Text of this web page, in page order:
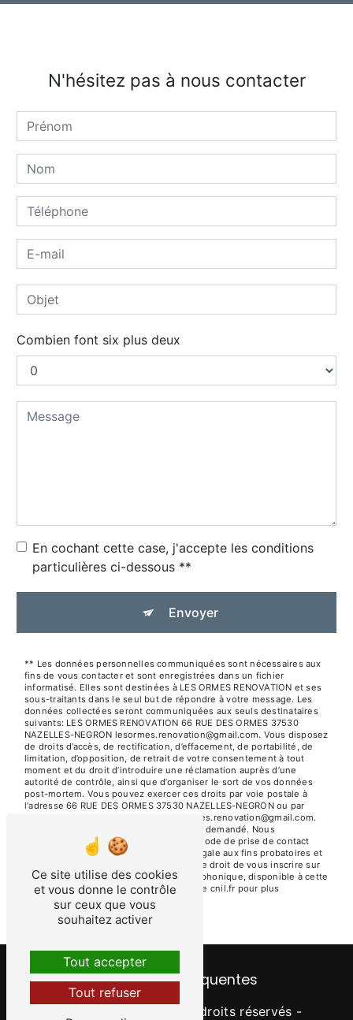
N'hésitez pas à nous contacter
Combien font six plus deux
En cochant cette case, j'accepte les conditions
particulières ci-dessous **
Envoyer
** Les données personnelles communiquées sont nécessaires aux
fins de vous contacter et sont enregistrées dans un fichier
informatisé. Elles sont destinées à LES ORMES RENOVATION et ses
sous-traitants dans le seul but de répondre à votre message. Les
données collectées seront communiquées aux seuls destinataires
suivants: LES ORMES RENOVATION 66 RUE DES ORMES 37530
NAZELLES-NEGRON lesormes.renovation@gmail.com. Vous disposez
de droits d’accès, de rectification, d’effacement, de portabilité, de
limitation, d’opposition, de retrait de votre consentement à tout
moment et du droit d’introduire une réclamation auprès d’une
autorité de contrôle, ainsi que d’organiser le sort de vos données
post-mortem. Vous pouvez exercer ces droits par voie postale à
l'adresse 66 RUE DES ORMES 37530 NAZELLES-NEGRON ou par
courrier électronique à l'adresse lesormes.renovation@gmail.com.
Un justificatif d'identité pourra vous être demandé. Nous
conservons vos données pendant la période de prise de contact
puis pendant la durée de prescription légale aux fins probatoires et
de gestion des contentieux. Vous avez le droit de vous inscrire sur
la liste d'opposition au démarchage téléphonique, disponible à cette
adresse: Bloctel.gouv.fr . Consultez le site cnil.fr pour plus
d’informations sur vos droits.
Recherches fréquentes
- 2026 - Tous droits réservés -
Ce site utilise des cookies
et vous donne le contrôle
sur ceux que vous
souhaitez activer
Tout accepter
Tout refuser